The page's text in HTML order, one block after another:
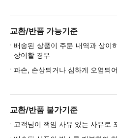
교환/반품 가능기준
배송된 상품이 주문 내역과 상이
상이할 경우
파손, 손상되거나 심하게 오염되
교환/반품 불가기준
고객님이 책임 사유 있는 사유로